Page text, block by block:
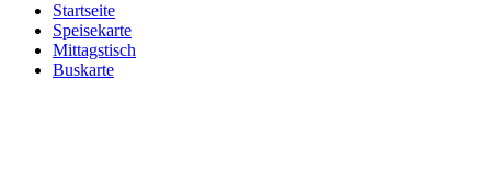
Startseite
Speisekarte
Mittagstisch
Buskarte